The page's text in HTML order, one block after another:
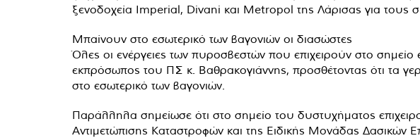
ξενοδοχεία Imperial, Divani και Metropol της Λάρισας για τους
Μπαίνουν στο εσωτερικό των βαγονιών οι διασώστες
Όλες οι ενέργειες των πυροσβεστών που επιχειρούν στο σημείο
εκπρόσωπος του ΠΣ κ. Βαθρακογιάννης, προσθέτοντας ότι τα
στο εσωτερικό των βαγονιών.
Παράλληλα σημείωσε ότι στο σημείο του δυστυχήματος
Αντιμετώπισης Καταστροφών και της Ειδικής Μονάδας Δασικών